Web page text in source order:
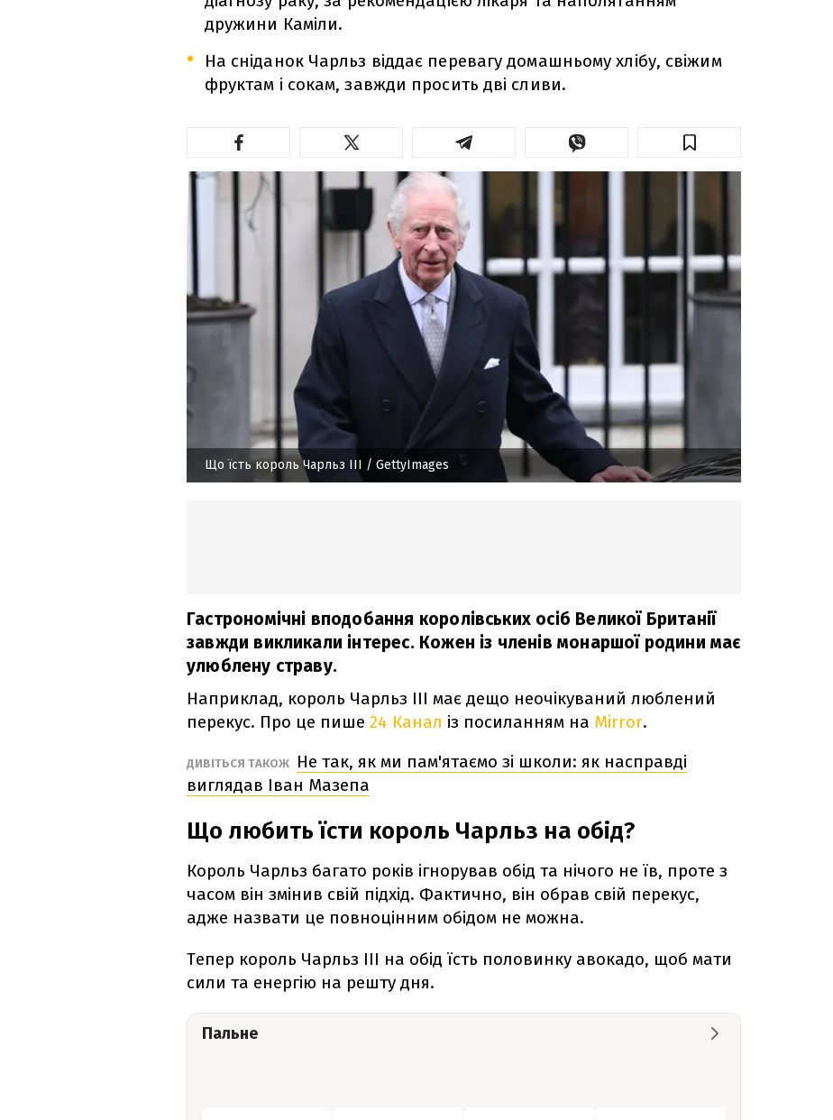
дружини Каміли.
На сніданок Чарльз віддає перевагу домашньому хлібу, свіжим
фруктам і сокам, завжди просить дві сливи.
Що їсть король Чарльз ІІІ / GettyImages
Гастрономічні вподобання королівських осіб Великої Британії
завжди викликали інтерес. Кожен із членів монаршої родини має
улюблену страву.
Наприклад, король Чарльз ІІІ має дещо неочікуваний люблений
перекус. Про це пише 24 Канал із посиланням на Mirror.
ДИВІТЬСЯ ТАКОЖ
Не так, як ми пам'ятаємо зі школи: як насправді
виглядав Іван Мазепа
Що любить їсти король Чарльз на обід?
Король Чарльз багато років ігнорував обід та нічого не їв, проте з
часом він змінив свій підхід. Фактично, він обрав свій перекус,
адже назвати це повноцінним обідом не можна.
Тепер король Чарльз ІІІ на обід їсть половинку авокадо, щоб мати
сили та енергію на решту дня.
Пальне